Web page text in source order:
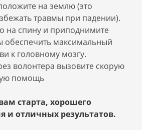
на землю (это
травмы при падении).
на спину и приподнимите
обеспечить максимальный
к головному мозгу.
волонтера вызовите скорую
помощь
старта, хорошего
и отличных результатов.